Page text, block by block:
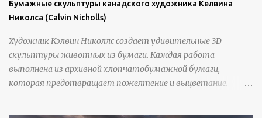
Бумажные скульптуры канадского художника Келвина
Николса (Calvin Nicholls)
Художник Кэлвин Николлс создает удивительные 3D
скульптуры животных из бумаги. Каждая работа
выполнена из архивной хлопчатобумажной бумаги,
которая предотвращает пожелтение и выцветание.